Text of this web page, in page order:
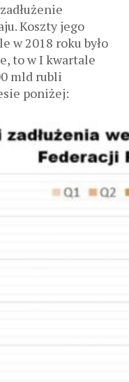
Koszty jego
w 2018 roku było
to w I kwartale
mld rubli
poniżej: